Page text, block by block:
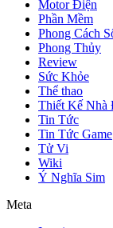
Motor Điện
Phần Mềm
Phong Cách
Phong Thủy
Review
Sức Khỏe
Thể thao
Thiết Kế Nhà
Tin Tức
Tin Tức Game
Tử Vi
Wiki
Ý Nghĩa Sim
Meta